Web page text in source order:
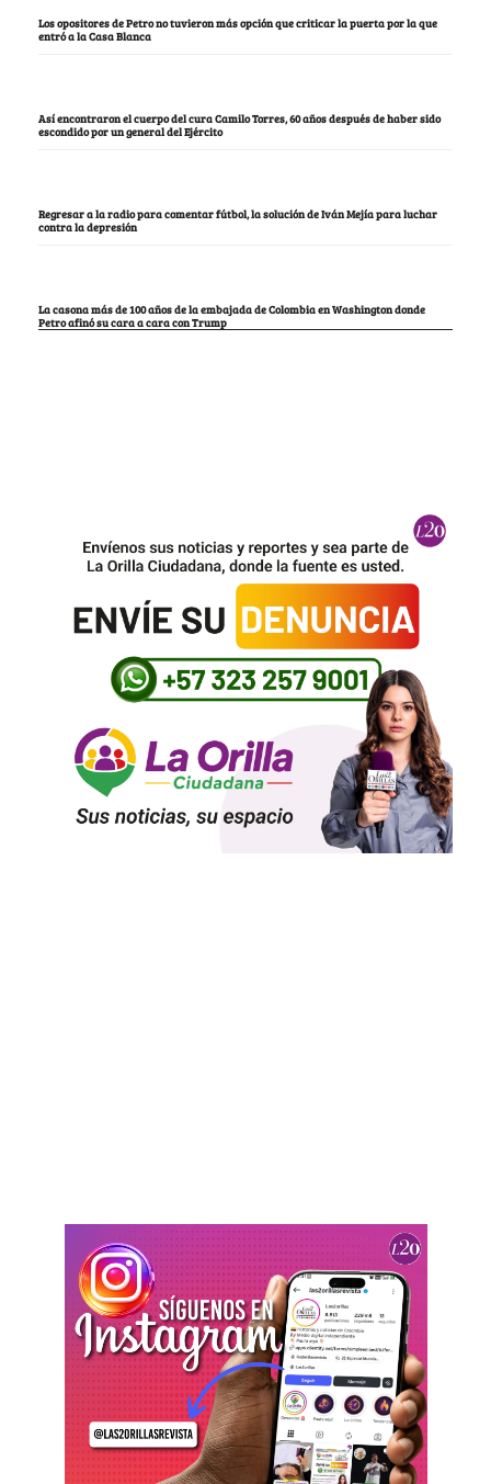
Los opositores de Petro no tuvieron más opción que criticar la puerta por la que
entró a la Casa Blanca
Así encontraron el cuerpo del cura Camilo Torres, 60 años después de haber sido
escondido por un general del Ejército
Regresar a la radio para comentar fútbol, la solución de Iván Mejía para luchar
contra la depresión
La casona más de 100 años de la embajada de Colombia en Washington donde
Petro afinó su cara a cara con Trump